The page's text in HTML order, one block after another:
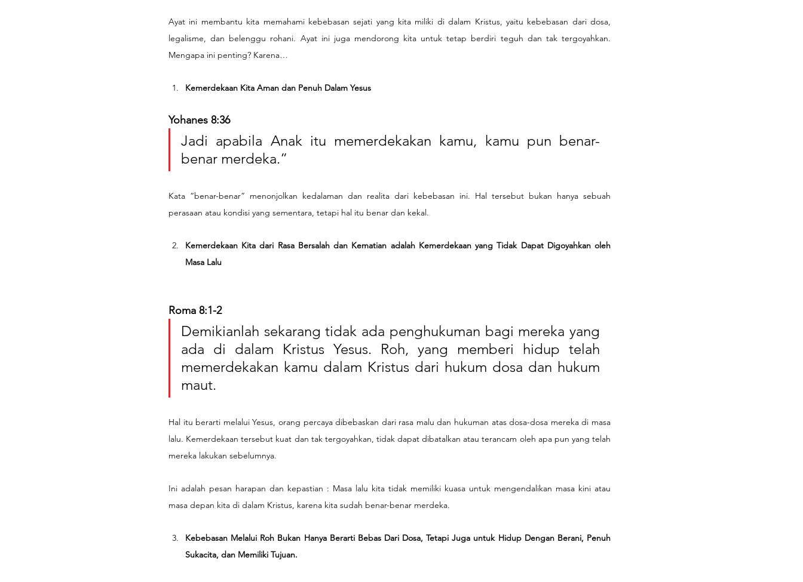
Ayat ini membantu kita memahami kebebasan sejati yang kita miliki di dalam Kristus, yaitu kebebasan dari dosa,
legalisme, dan belenggu rohani. Ayat ini juga mendorong kita untuk tetap berdiri teguh dan tak tergoyahkan.
Mengapa ini penting? Karena…
Kemerdekaan Kita Aman dan Penuh Dalam Yesus
Yohanes 8:36
Jadi apabila Anak itu memerdekakan kamu, kamu pun benar-
benar merdeka.”
Kata “benar-benar” menonjolkan kedalaman dan realita dari kebebasan ini. Hal tersebut bukan hanya sebuah
perasaan atau kondisi yang sementara, tetapi hal itu benar dan kekal.
Kemerdekaan Kita dari Rasa Bersalah dan Kematian adalah Kemerdekaan yang Tidak Dapat Digoyahkan oleh
Masa Lalu
Roma 8:1-2
Demikianlah sekarang tidak ada penghukuman bagi mereka yang
ada di dalam Kristus Yesus. Roh, yang memberi hidup telah
memerdekakan kamu dalam Kristus dari hukum dosa dan hukum
maut.
Hal itu berarti melalui Yesus, orang percaya dibebaskan dari rasa malu dan hukuman atas dosa-dosa mereka di masa
lalu. Kemerdekaan tersebut kuat dan tak tergoyahkan, tidak dapat dibatalkan atau terancam oleh apa pun yang telah
mereka lakukan sebelumnya.
Ini adalah pesan harapan dan kepastian : Masa lalu kita tidak memiliki kuasa untuk mengendalikan masa kini atau
masa depan kita di dalam Kristus, karena kita sudah benar-benar merdeka.
Kebebasan Melalui Roh Bukan Hanya Berarti Bebas Dari Dosa, Tetapi Juga untuk Hidup Dengan Berani, Penuh
Sukacita, dan Memiliki Tujuan.